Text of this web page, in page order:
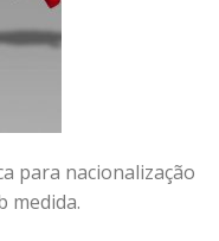
para nacionalização
medida.